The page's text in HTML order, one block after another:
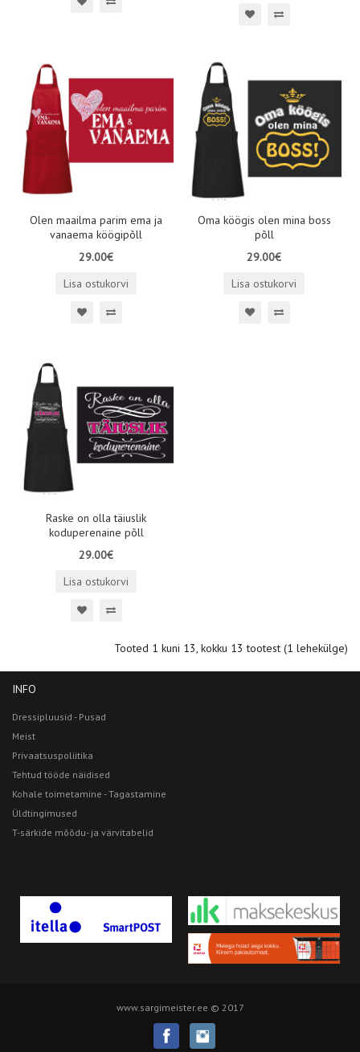
Olen maailma parim ema ja
vanaema köögipõll
29.00€
Lisa ostukorvi
Oma köögis olen mina boss
põll
29.00€
Lisa ostukorvi
Raske on olla täiuslik
koduperenaine põll
29.00€
Lisa ostukorvi
Tooted 1 kuni 13, kokku 13 tootest (1 lehekülge)
INFO
Dressipluusid - Pusad
Meist
Privaatsuspoliitika
Tehtud tööde näidised
Kohale toimetamine - Tagastamine
Üldtingimused
T-särkide mõõdu- ja värvitabelid
www.sargimeister.ee © 2017